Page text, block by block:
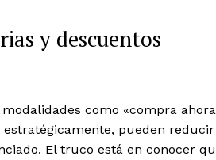
Nosotros
Prensa
y descuentos
como «compra ahora
estratégicamente, pueden reducir
El truco está en conocer